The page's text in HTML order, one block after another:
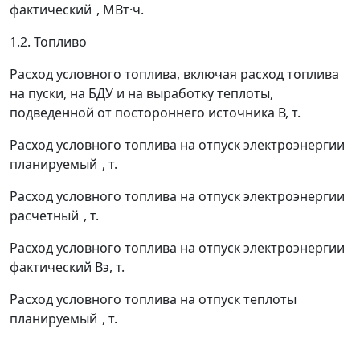
фактический , МВт·ч.
1.2. Топливо
Расход условного топлива, включая расход топлива
на пуски, на БДУ и на выработку теплоты,
подведенной от постороннего источника В, т.
Расход условного топлива на отпуск электроэнергии
планируемый , т.
Расход условного топлива на отпуск электроэнергии
расчетный , т.
Расход условного топлива на отпуск электроэнергии
фактический Вэ, т.
Расход условного топлива на отпуск теплоты
планируемый , т.